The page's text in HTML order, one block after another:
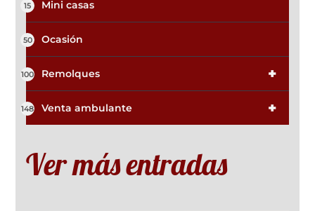
Mini casas
15
Ocasión
50
+
Remolques
100
+
Venta ambulante
148
Ver más entradas